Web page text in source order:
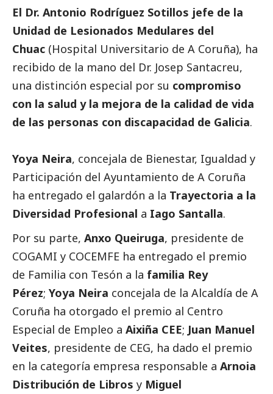
El Dr. Antonio Rodríguez Sotillos jefe de la
Unidad de Lesionados Medulares del
Chuac (Hospital Universitario de A Coruña), ha
recibido de la mano del Dr. Josep Santacreu,
una distinción especial por su compromiso
con la salud y la mejora de la calidad de vida
de las personas con discapacidad de Galicia.
Yoya Neira, concejala de Bienestar, Igualdad y
Participación del Ayuntamiento de A Coruña
ha entregado el galardón a la Trayectoria a la
Diversidad Profesional a Iago Santalla.
Por su parte, Anxo Queiruga, presidente de
COGAMI y COCEMFE ha entregado el premio
de Familia con Tesón a la familia Rey
Pérez; Yoya Neira concejala de la Alcaldía de A
Coruña ha otorgado el premio al Centro
Especial de Empleo a Aixiña CEE; Juan Manuel
Veites, presidente de CEG, ha dado el premio
en la categoría empresa responsable a Arnoia
Distribución de Libros y Miguel